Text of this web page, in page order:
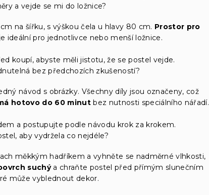
a vejde se mi do ložnice?
na šířku, s výškou čela u hlavy 80 cm. Prostor pro
ideální pro jednotlivce nebo menší ložnice.
koupí, abyste měli jistotu, že se postel vejde.
bez předchozích zkušeností?
návod s obrázky. Všechny díly jsou označeny, což
hotovo do 60 minut bez nutnosti speciálního nářadí.
a postupujte podle návodu krok za krokem.
aby vydržela co nejdéle?
měkkým hadříkem a vyhněte se nadměrné vlhkosti,
suchýa chraňte postel před přímým slunečním
může vyblednout dekor.